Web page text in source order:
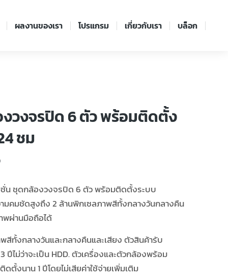
ผลงานของเรา โปรแกรม เกี่ยวกับเรา บล็อก
วงจรปิด 6 ตัว พร้อมติดตั้ง
ชม
ชั่น ชุดกล้องวงจรปิด 6 ตัว พร้อมติดตั้งระบบ
มคมชัดสูงถึง 2 ล้านพิกเซลภาพสีทั้งกลางวันกลางคืน
พผ่านมือถือได้
สีทั้งกลางวันและกลางคืนและเสียง ตัวสินค้ารับ
ปีไม่ว่าจะเป็น HDD. ตัวเครื่องและตัวกล้องพร้อม
ตั้งนาน 1 ปีโดยไม่เสียค่าใช้จ่ายเพิ่มเติม